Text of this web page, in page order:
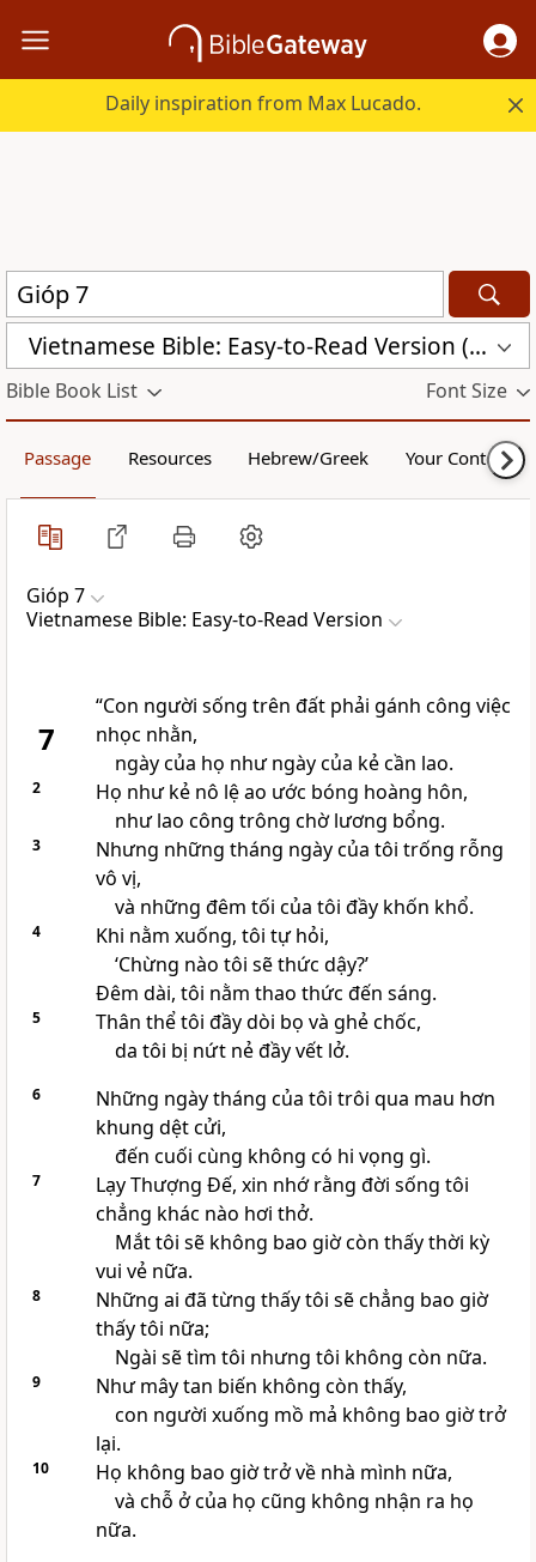
Daily inspiration from Max Lucado.
Vietnamese Bible: Easy-to-Read Version (BPT)
Bible Book List Font Size
Passage Resources Hebrew/Greek Your Content
Gióp 7
Vietnamese Bible: Easy-to-Read Version
7
“Con người sống trên đất phải gánh công việc
nhọc nhằn,
ngày của họ như ngày của kẻ cần lao.
2
Họ như kẻ nô lệ ao ước bóng hoàng hôn,
như lao công trông chờ lương bổng.
3
Nhưng những tháng ngày của tôi trống rỗng
vô vị,
và những đêm tối của tôi đầy khốn khổ.
4
Khi nằm xuống, tôi tự hỏi,
‘Chừng nào tôi sẽ thức dậy?’
Đêm dài, tôi nằm thao thức đến sáng.
5
Thân thể tôi đầy dòi bọ và ghẻ chốc,
da tôi bị nứt nẻ đầy vết lở.
6
Những ngày tháng của tôi trôi qua mau hơn
khung dệt cửi,
đến cuối cùng không có hi vọng gì.
7
Lạy Thượng Đế, xin nhớ rằng đời sống tôi
chẳng khác nào hơi thở.
Mắt tôi sẽ không bao giờ còn thấy thời kỳ
vui vẻ nữa.
8
Những ai đã từng thấy tôi sẽ chẳng bao giờ
thấy tôi nữa;
Ngài sẽ tìm tôi nhưng tôi không còn nữa.
9
Như mây tan biến không còn thấy,
con người xuống mồ mả không bao giờ trở
lại.
10
Họ không bao giờ trở về nhà mình nữa,
và chỗ ở của họ cũng không nhận ra họ
nữa.